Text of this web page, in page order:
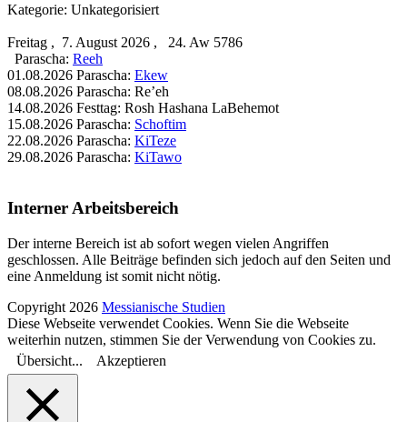
Kategorie: Unkategorisiert
Freitag , 7. August 2026 , 24. Aw 5786
Parascha: Reeh
01.08.2026 Parascha: Ekew
08.08.2026 Parascha: Re’eh
14.08.2026 Festtag: Rosh Hashana LaBehemot
15.08.2026 Parascha: Schoftim
22.08.2026 Parascha: KiTeze
29.08.2026 Parascha: KiTawo
Interner Arbeitsbereich
Der interne Bereich ist ab sofort wegen vielen Angriffen
geschlossen. Alle Beiträge befinden sich jedoch auf den Seiten und
eine Anmeldung ist somit nicht nötig.
Copyright 2026 Messianische Studien
Diese Webseite verwendet Cookies. Wenn Sie die Webseite
weiterhin nutzen, stimmen Sie der Verwendung von Cookies zu.
Übersicht...
Akzeptieren